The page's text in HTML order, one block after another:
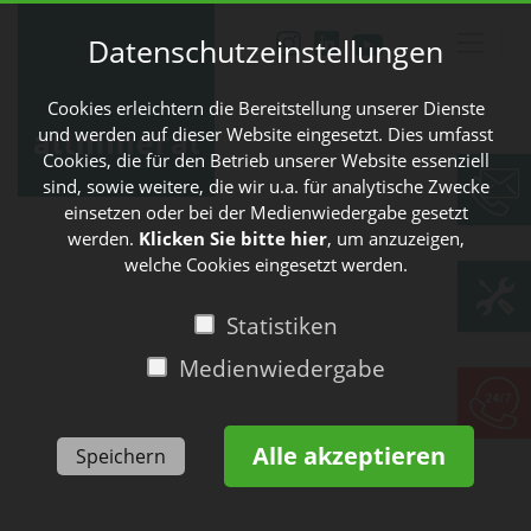
Datenschutzeinstellungen
Cookies erleichtern die Bereitstellung unserer Dienste
und werden auf dieser Website eingesetzt. Dies umfasst
Cookies, die für den Betrieb unserer Website essenziell
sind, sowie weitere, die wir u.a. für analytische Zwecke
einsetzen oder bei der Medienwiedergabe gesetzt
werden. Klicken Sie bitte hier, um anzuzeigen,
welche Cookies eingesetzt werden.
Statistiken
Medienwiedergabe
Speichern Alle akzeptieren